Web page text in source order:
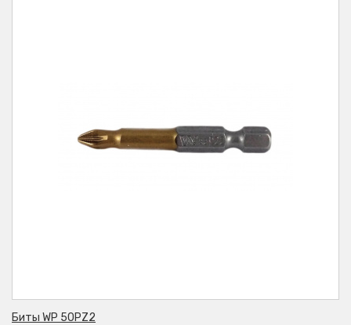
Биты WP 50PZ2